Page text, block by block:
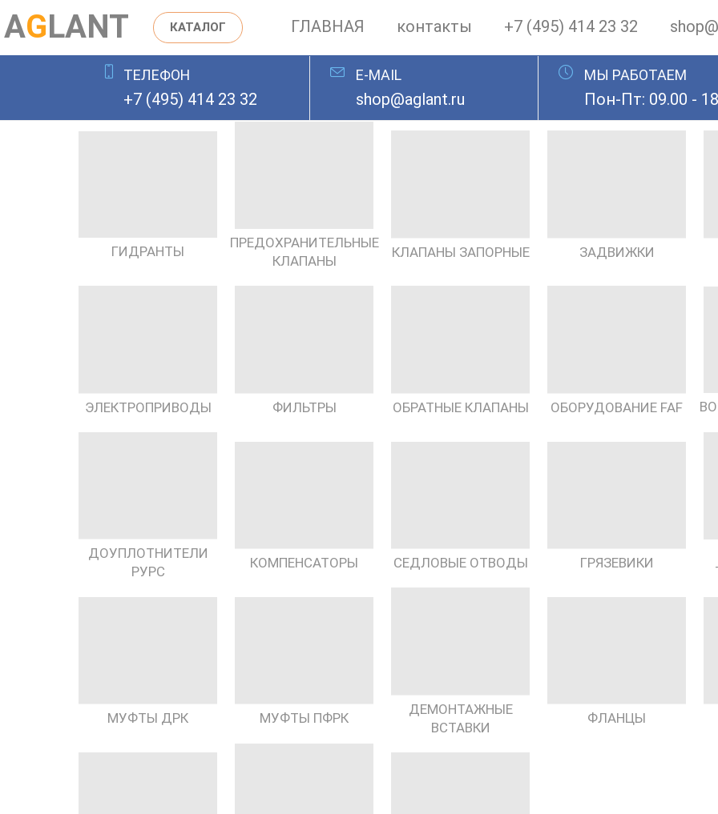
AGLANT КАТАЛОГ ГЛАВНАЯ контакты +7 (495) 414 23 32
ОСТАВИТЬ ЗАЯВКУТЕЛЕФОН
+7 (495) 414 23 32
E-MAIL
shop@aglant.ru
МЫ РАБОТАЕМ
Пон-Пт: 09.00 -
ГИДРАНТЫ
ПРЕДОХРАНИТЕЛЬНЫЕ
КЛАПАНЫ
КЛАПАНЫ ЗАПОРНЫЕ ЗАДВИЖКИ
ЭЛЕКТРОПРИВОДЫ ФИЛЬТРЫ ОБРАТНЫЕ КЛАПАНЫ ОБОРУДОВАНИЕ FAF
ДОУПЛОТНИТЕЛИ
РУРС
КОМПЕНСАТОРЫ СЕДЛОВЫЕ ОТВОДЫ ГРЯЗЕВИКИ
МУФТЫ ДРК МУФТЫ ПФРК
ДЕМОНТАЖНЫЕ
ВСТАВКИ
ФЛАНЦЫ